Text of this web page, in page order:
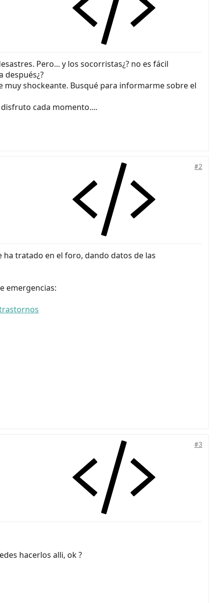
Pero... y los socorristas¿? no es fácil
después¿?
muy shockeante. Busqué para informarme sobre el
cada momento....
#2
tratado en el foro, dando datos de las
emergencias:
#3
hacerlos alli, ok ?